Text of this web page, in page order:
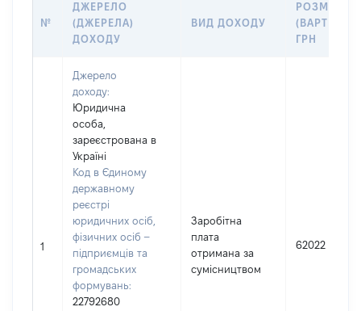
№
ДЖЕРЕЛО
(ДЖЕРЕЛА)
ДОХОДУ
ВИД ДОХОДУ
РОЗМІР
(ВАРТІСТЬ),
ГРН
1
Джерело
доходу:
Юридична
особа,
зареєстрована в
Україні
Код в Єдиному
державному
реєстрі
юридичних осіб,
фізичних осіб –
підприємців та
громадських
формувань:
22792680
Заробітна
плата
отримана за
сумісництвом
62022